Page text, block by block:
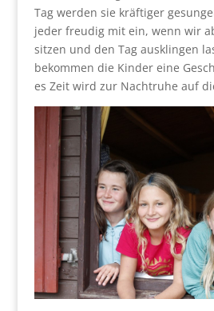
Tag werden sie kräftiger
jeder freudig mit ein, wenn wir
sitzen und den Tag ausklingen
bekommen die Kinder eine
es Zeit wird zur Nachtruhe auf